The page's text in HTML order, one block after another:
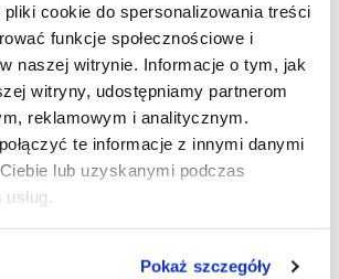
cookie do spersonalizowania treści
funkcje społecznościowe i
naszej witrynie. Informacje o tym, jak
witryny, udostępniamy partnerom
reklamowym i analitycznym.
te informacje z innymi danymi
lub uzyskanymi podczas
Pokaż szczegóły
artykuły